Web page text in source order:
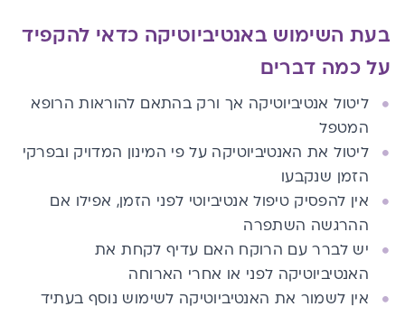
בעת השימוש באנטיביוטיקה כדאי להקפיד
על כמה דברים
ליטול אנטיביוטיקה אך ורק בהתאם להוראות הרופא
המטפל
ליטול את האנטיביוטיקה על פי המינון המדויק ובפרקי
הזמן שנקבעו
אין להפסיק טיפול אנטיביוטי לפני הזמן, אפילו אם
ההרגשה השתפרה
יש לברר עם הרוקח האם עדיף לקחת את
האנטיביוטיקה לפני או אחרי הארוחה
אין לשמור את האנטיביוטיקה לשימוש נוסף בעתיד